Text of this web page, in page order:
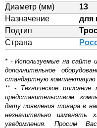
Диаметр (мм)
13
Назначение
для
Подтип
Страна
* - Используемые на сайте
дополнительное
стандартную комплектацию
** - Техническое описание
представительством
дату появления товара в
незначительно изменять
уведомления. Просим